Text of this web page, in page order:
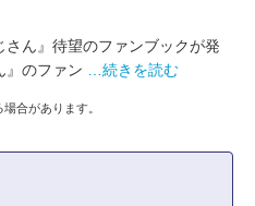
ん』待望のファンブックが発
』のファン
…続きを読む
合があります。